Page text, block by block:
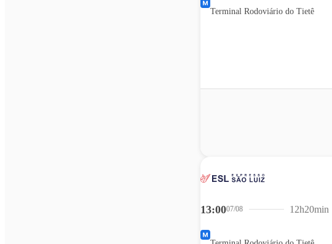
Terminal Rodoviário do Tietê
13:0007/08 12h20min